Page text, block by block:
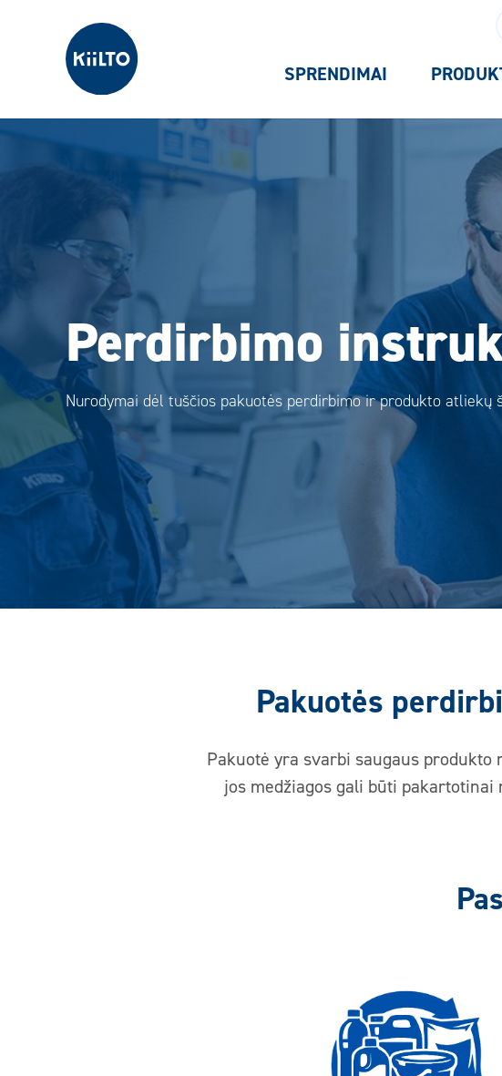
Kiilto Lietuva
SPRENDIMAI
Perdirbimo
Nurodymai dėl tuščios pakuotės perdirbimo ir produkto
Pakuotės
Pakuotė yra svarbi saugaus
jos medžiagos gali būti